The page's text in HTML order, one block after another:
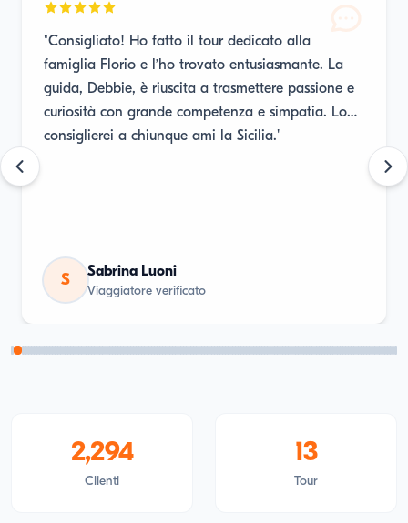
"Consigliato! Ho fatto il tour dedicato alla
famiglia Florio e l’ho trovato entusiasmante. La
guida, Debbie, è riuscita a trasmettere passione e
curiosità con grande competenza e simpatia. Lo
consiglierei a chiunque ami la Sicilia."
S Sabrina Luoni
Viaggiatore verificato
2,294
Clienti
13
Tour